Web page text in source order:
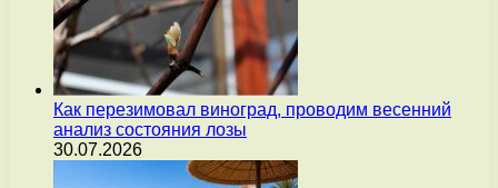
Как перезимовал виноград, проводим весенний
анализ состояния лозы
30.07.2026